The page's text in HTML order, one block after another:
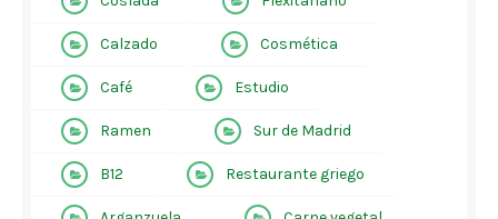
Calzado Cosmética
Café Estudio
Ramen Sur de Madrid
B12 Restaurante griego